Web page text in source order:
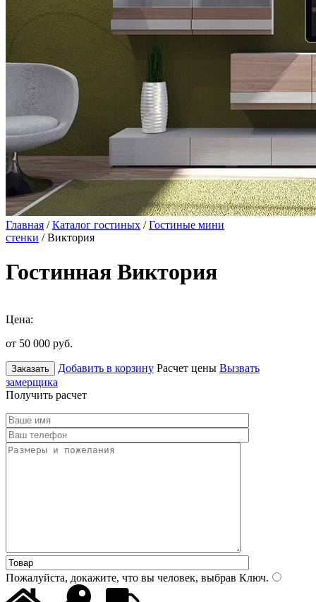
Главная /Каталог гостиных /Гостиные мини
стенки / Виктория
Гостинная Виктория
Цена:
от 50 000 руб.
Заказать Добавить в корзину Расчет цены Вызвать
замерщика
Получить расчет
Пожалуйста, докажите, что вы человек, выбрав Ключ.